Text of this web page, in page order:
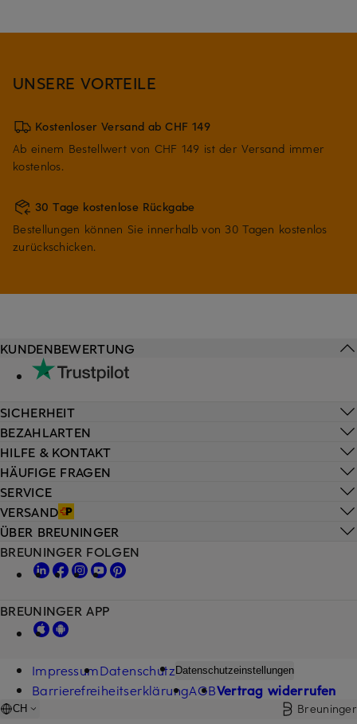
UNSERE VORTEILE
Kostenloser Versand ab CHF 149
Ab einem Bestellwert von CHF 149 ist der Versand immer
kostenlos.
30 Tage kostenlose Rückgabe
Bestellungen können Sie innerhalb von 30 Tagen kostenlos
zurückschicken.
HILFE & KONTAKT
HÄUFIGE FRAGEN
SERVICE
VERSAND
KUNDENBEWERTUNG
SICHERHEIT
BEZAHLARTEN
ÜBER BREUNINGER
BREUNINGER FOLGEN
BREUNINGER APP
ImpressumDatenschutz Datenschutzeinstellungen
BarrierefreiheitserklärungAGBVertrag widerrufen
CH Breuninger